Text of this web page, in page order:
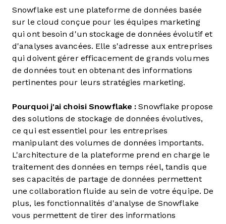
Snowflake est une plateforme de données basée
sur le cloud conçue pour les équipes marketing
qui ont besoin d'un stockage de données évolutif et
d'analyses avancées. Elle s'adresse aux entreprises
qui doivent gérer efficacement de grands volumes
de données tout en obtenant des informations
pertinentes pour leurs stratégies marketing.
Pourquoi j'ai choisi Snowflake : Snowflake propose
des solutions de stockage de données évolutives,
ce qui est essentiel pour les entreprises
manipulant des volumes de données importants.
L'architecture de la plateforme prend en charge le
traitement des données en temps réel, tandis que
ses capacités de partage de données permettent
une collaboration fluide au sein de votre équipe. De
plus, les fonctionnalités d'analyse de Snowflake
vous permettent de tirer des informations